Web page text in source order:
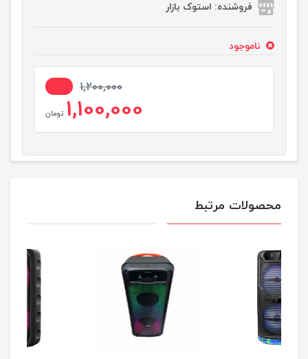
فروشنده: استوک بازار
ناموجود
1,200,000
1,100,000 تومان
محصولات مرتبط